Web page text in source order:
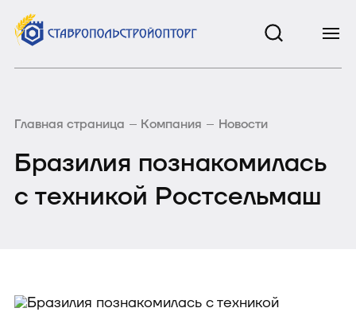
Главная страница Компания Новости
Бразилия познакомилась
с техникой Ростсельмаш